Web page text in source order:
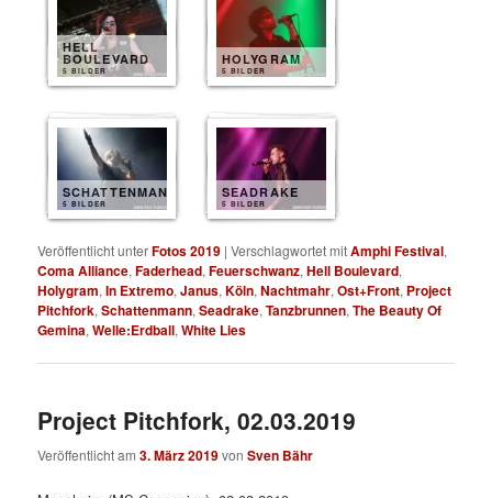
HELL
BOULEVARD
5 BILDER
HOLYGRAM
5 BILDER
SCHATTENMANN
5 BILDER
SEADRAKE
5 BILDER
Veröffentlicht unterFotos 2019 |Verschlagwortet mitAmphi Festival,
Coma Alliance,Faderhead,Feuerschwanz,Hell Boulevard,
Holygram,In Extremo,Janus,Köln,Nachtmahr,Ost+Front, Project
Pitchfork,Schattenmann,Seadrake,Tanzbrunnen,The Beauty Of
Gemina,Welle:Erdball,White Lies
Project Pitchfork, 02.03.2019
Veröffentlicht am3. März 2019vonSven Bähr